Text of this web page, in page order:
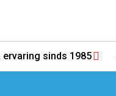
ervaring sinds 1985